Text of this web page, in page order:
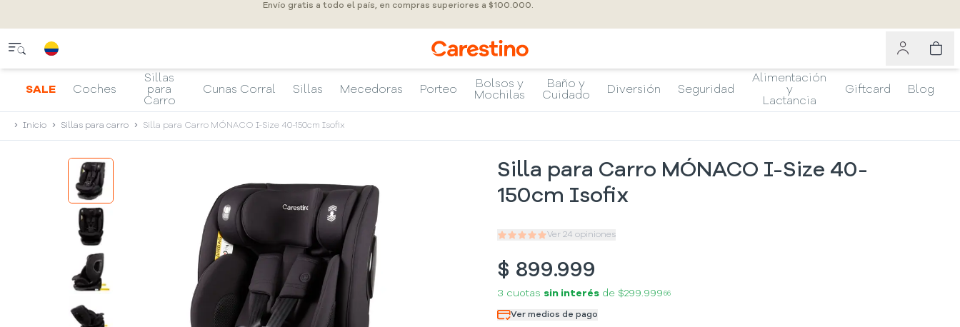
Envío gratis a todo el país, en compras superiores a $100.000.
SALE Coches
Sillas
para
Carro
Cunas Corral Sillas Mecedoras Porteo
Bolsos y
Mochilas
Baño y
Cuidado
Diversión Seguridad
Alimentación
y
Lactancia
Giftcard Blog
Inicio Sillas para carro Silla para Carro MÓNACO I-Size 40-150cm Isofix
Silla para Carro MÓNACO I-Size 40-
150cm Isofix
Ver 24 opiniones
$ 899.999
3 cuotas sin interés de $299.999 66
Ver medios de pago